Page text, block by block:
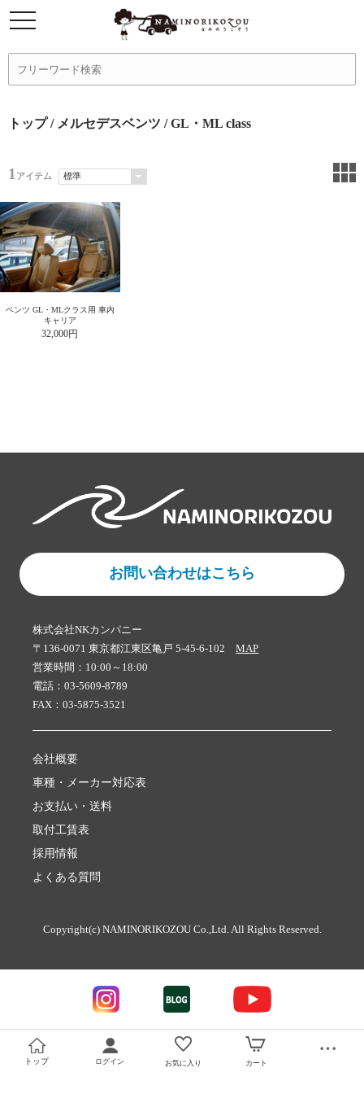
トップ/ メルセデスベンツ / GL・ML class
1 アイテム
ベンツ GL・MLクラス用 車内
キャリア
32,000円
お問い合わせはこちら
株式会社NKカンパニー
〒136-0071 東京都江東区亀戸 5-45-6-102MAP
営業時間：10:00～18:00
電話：03-5609-8789
FAX：03-5875-3521
会社概要
車種・メーカー対応表
お支払い・送料
取付工賃表
採用情報
よくある質問
Copyright(c) NAMINORIKOZOU Co.,Ltd. All Rights Reserved.
トップ ログイン お気に入り カート